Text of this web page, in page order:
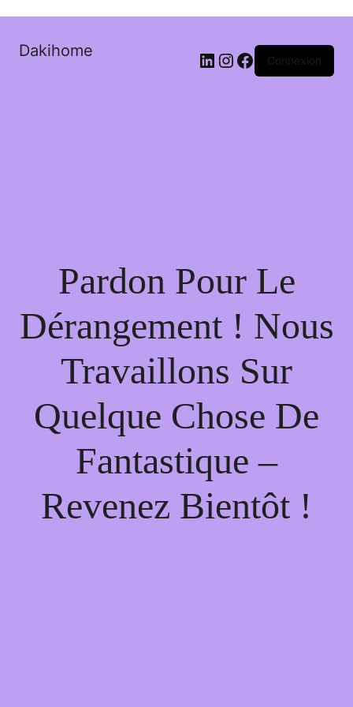
Dakihome Connexion
Pardon Pour Le
Dérangement ! Nous
Travaillons Sur
Quelque Chose De
Fantastique –
Revenez Bientôt !